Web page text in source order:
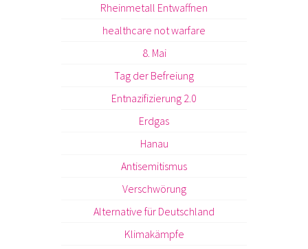
Rheinmetall Entwaffnen
healthcare not warfare
8. Mai
Tag der Befreiung
Entnazifizierung 2.0
Erdgas
Hanau
Antisemitismus
Verschwörung
Alternative für Deutschland
Klimakämpfe